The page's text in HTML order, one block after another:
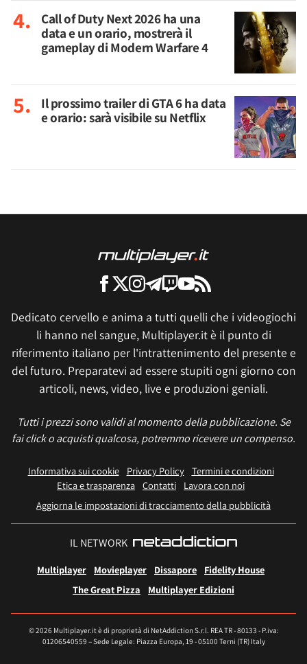
Call of Duty Next 2026 ha una
data e un orario, mostrerà il
gameplay di Modern Warfare 4
Il prossimo trailer di GTA 6 ha data
e orario: sarà visibile su Netflix
Dedicato cervello e anima a tutti quelli che i videogiochi
li hanno nel sangue, Multiplayer.it è il punto di
riferimento italiano per l'intrattenimento del presente e
del futuro. Preparatevi ad essere stupiti ogni giorno con
articoli, news, video, live e produzioni geniali.
Tutti i prezzi sono validi al momento della pubblicazione. Se
fai click o acquisti qualcosa, potremmo ricevere un compenso.
Informativa sui cookie Privacy Policy
Termini e condizioni
Etica e trasparenza Contatti
Lavora con noi
Aggiorna le impostazioni di tracciamento della pubblicità
IL NETWORK
Multiplayer Movieplayer Dissapore
Fidelity House
The Great Pizza
Multiplayer Edizioni
© 2026 Multiplayer.it è di proprietà di NetAddiction S.r.l. REA TR - 80133 - P.iva:
01206540559 – Sede Legale: Piazza Europa, 19 - 05100 Terni (TR) Italy